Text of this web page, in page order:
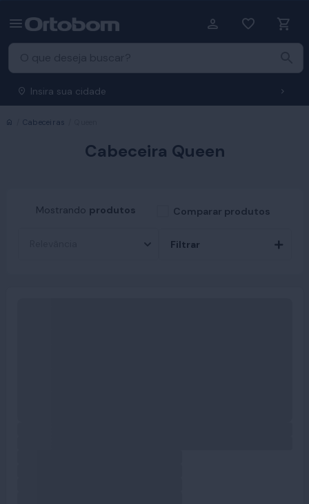
Insira sua cidade
Início
Cabeceiras
Cabeceira Queen
Mostrando produtos Comparar produtos
Filtrar